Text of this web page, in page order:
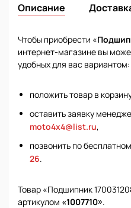
Описание
Чтобы приобрести «
интернет-магазине вы
удобных для вас вариантом:
положить товар в
оставить заявку
moto4x4@list.ru,
позвонить по
26.
Товар «Подшипник
артикулом «1007710».